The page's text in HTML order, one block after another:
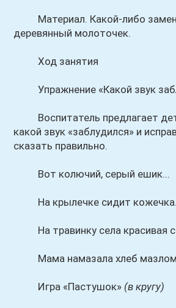
Материал. Какой-либо
деревянный молоточек.
Ход занятия
Упражнение «Какой звук
Воспитатель предлагает
какой звук «заблудился» и
сказать правильно.
Вот колючий, серый ешик...
На крылечке сидит
На травинку села красивая
Мама намазала хлеб
Игра «Пастушок» (в кругу)